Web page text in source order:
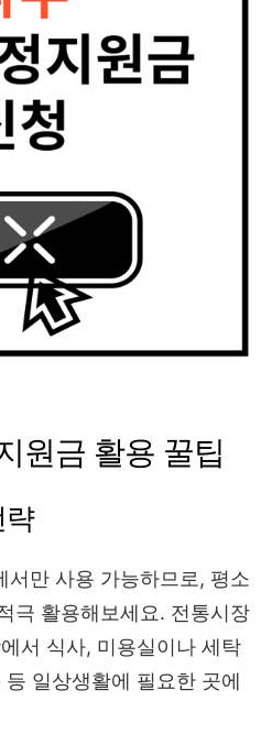
원금 활용 꿀팁
략
서만 사용 가능하므로, 평소
극 활용해보세요. 전통시장
서 식사, 미용실이나 세탁
일상생활에 필요한 곳에